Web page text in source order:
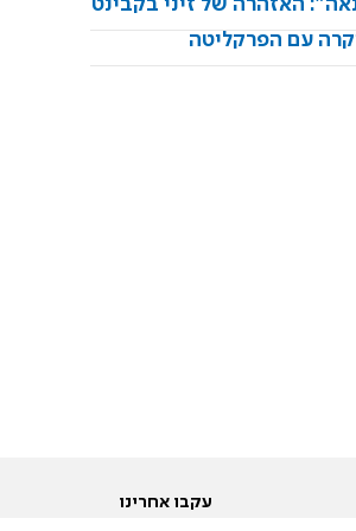
האזהרה של זיני בקבינט
עם הפרקליטה
עקבו אחרינו